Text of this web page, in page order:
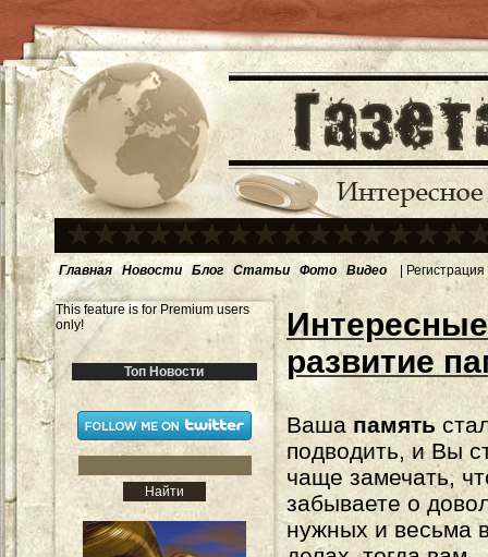
Главная Новости Блог Статьи Фото Видео | Регистрация
This feature is for Premium users
only!
Топ Новости
развитие
Ваша память
подводить, и Вы
чаще замечать,
забываете о
нужных и весьма